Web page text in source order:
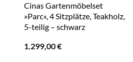
Cinas Gartenmöbelset
»Parc«, 4 Sitzplätze, Teakholz,
5-teilig – schwarz
1.299,00€